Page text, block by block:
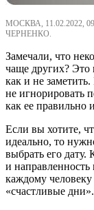
МОСКВА, 11.02.2022,
ЧЕРНЕНКО.
Замечали, что
чаще других? Это
как и не
не игнорировать
как ее правильно
Если вы хотите,
идеально, то
выбрать его дату.
и направленность
каждому человеку
«счастливые дни».